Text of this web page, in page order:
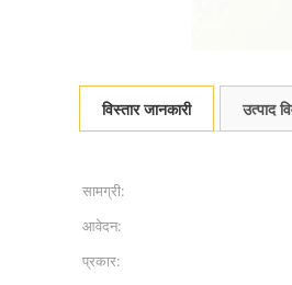
विस्तार जानकारी उत्पाद
सामग्री:
आवेदन:
प्रकार: